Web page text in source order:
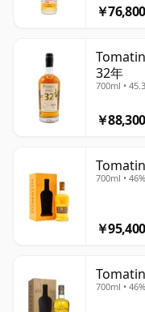
￥76,800
32年
700ml •
￥88,300
700ml • 46%
￥95,400
700ml • 46%